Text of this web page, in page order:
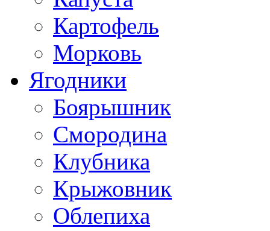
Картофель
Морковь
Ягодники
Боярышник
Смородина
Клубника
Крыжовник
Облепиха